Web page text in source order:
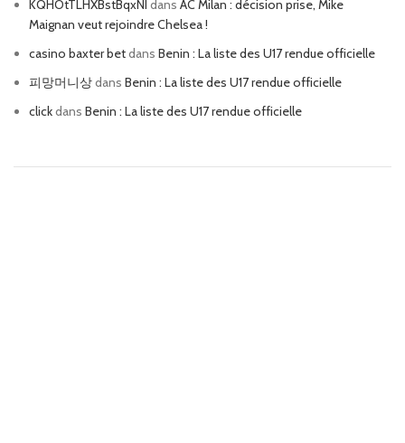
KQHOtTLHXBstBqxNI dans AC Milan : décision prise, Mike
Maignan veut rejoindre Chelsea !
casino baxter betdans Benin : La liste des U17 rendue officielle
피망머니상dans Benin : La liste des U17 rendue officielle
clickdans Benin : La liste des U17 rendue officielle